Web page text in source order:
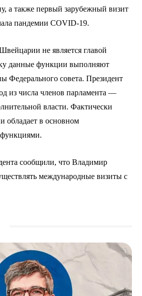
а также первый зарубежный визит
пандемии COVID-19.
не является главой
данные функции выполняют
Федерального совета. Президент
из числа членов парламента —
власти. Фактически
обладает в основном
функциями.
сообщили, что Владимир
международные визиты с